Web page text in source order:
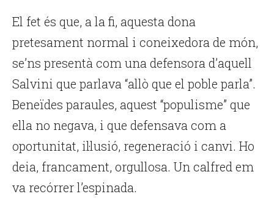
El fet és que, a la fi, aquesta dona
pretesament normal i coneixedora de món,
se’ns presentà com una defensora d’aquell
Salvini que parlava “allò que el poble parla”.
Beneïdes paraules, aquest “populisme” que
ella no negava, i que defensava com a
oportunitat, il·lusió, regeneració i canvi. Ho
deia, francament, orgullosa. Un calfred em
va recórrer l’espinada.